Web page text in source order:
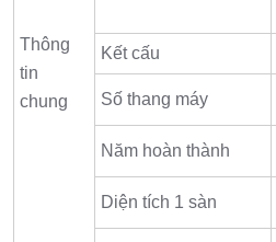
Thông
tin
chung
Kết cấu
Số thang máy
Năm hoàn thành
Diện tích 1 sàn